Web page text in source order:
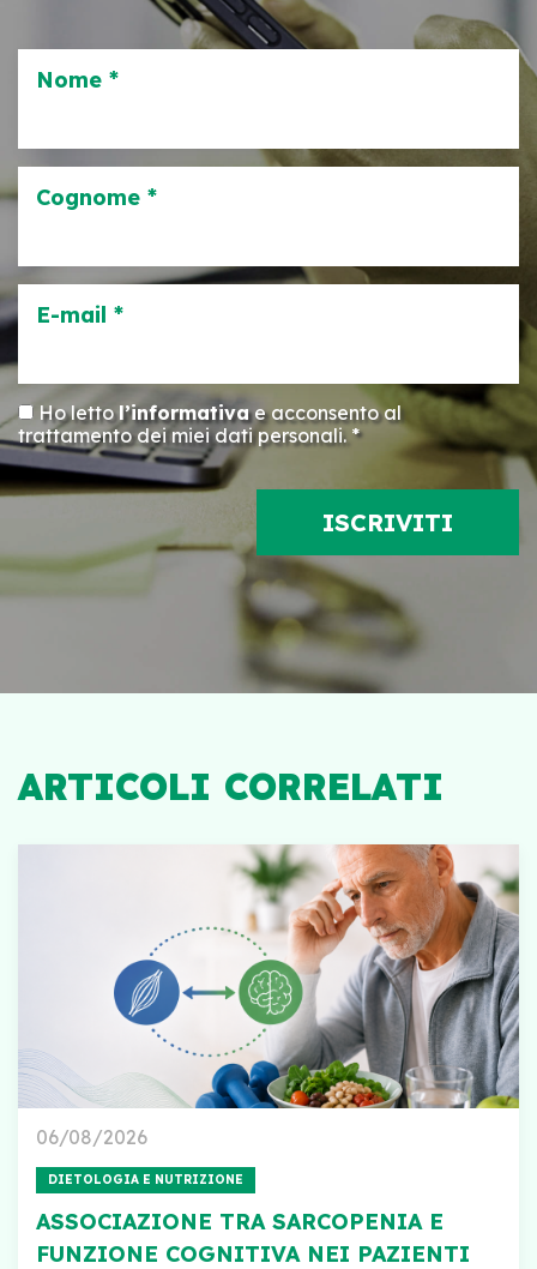
Nome *
Cognome *
E-mail *
Ho lettol’informativae acconsento al
trattamento dei miei dati personali. *
ARTICOLI CORRELATI
06/08/2026
DIETOLOGIA E NUTRIZIONE
ASSOCIAZIONE TRA SARCOPENIA E
FUNZIONE COGNITIVA NEI PAZIENTI